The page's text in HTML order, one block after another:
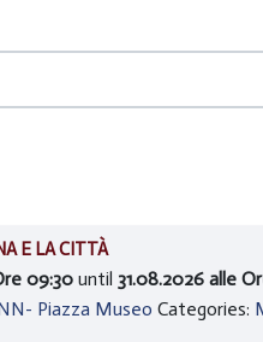
E LA CITTÀ
09:30 until 31.08.2026 alle
Piazza Museo Categories: